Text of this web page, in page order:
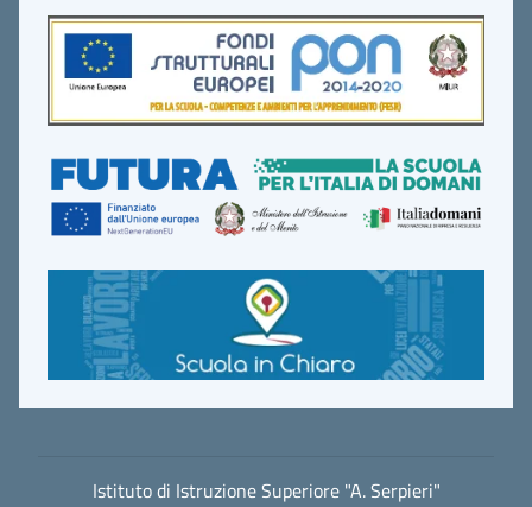
Istituto di Istruzione Superiore "A. Serpieri"